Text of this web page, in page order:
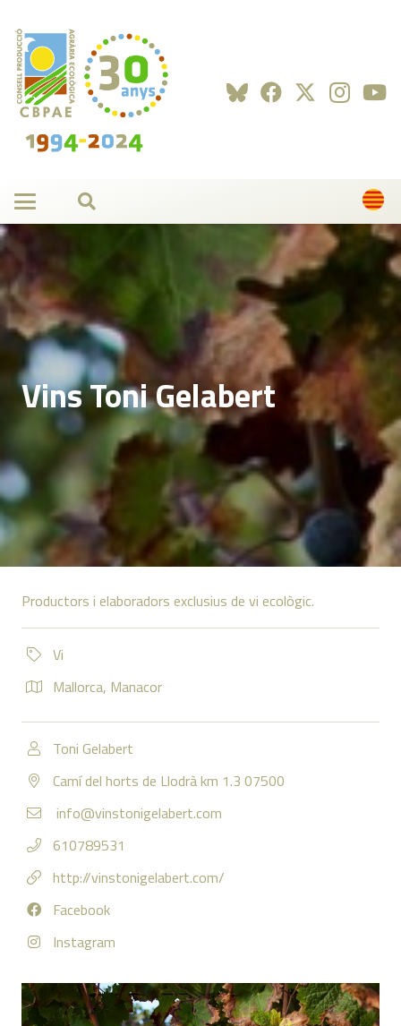
Vins Toni Gelabert
Productors i elaboradors exclusius de vi ecològic.
Vi
Mallorca, Manacor
Toni Gelabert
Camí del horts de Llodrà km 1.3 07500
info@vinstonigelabert.com
610789531
http://vinstonigelabert.com/
Facebook
Instagram